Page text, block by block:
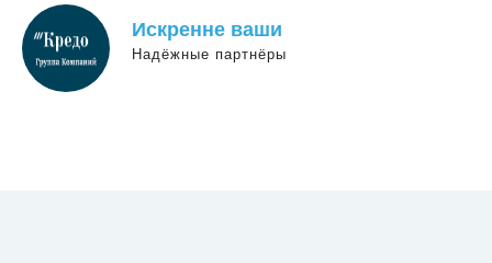
Искренне ваши
Надёжные партнёры